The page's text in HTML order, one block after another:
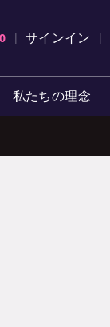
0
トを確認する
サインイン
私たちの理念